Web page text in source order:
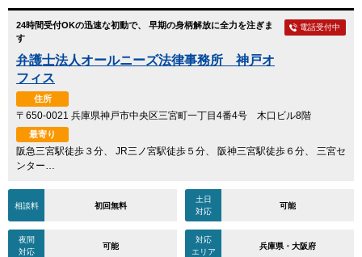
24時間受付OKの迅速な初動で、 早期の身柄解放に全力を注ぎま
す
弁護士法人オールニーズ法律事務所 神戸オ
フィス
住所
〒650-0021 兵庫県神戸市中央区三宮町一丁目4番4号 木口ビル8階
最寄り
阪急三宮駅徒歩３分、 JR三ノ宮駅徒歩５分、 阪神三宮駅徒歩６分、 三宮セ
ンター…
電話受付中
相談料 初回無料
土日
対応
可能
夜間
対応
可能
対応
エリア
兵庫県・大阪府